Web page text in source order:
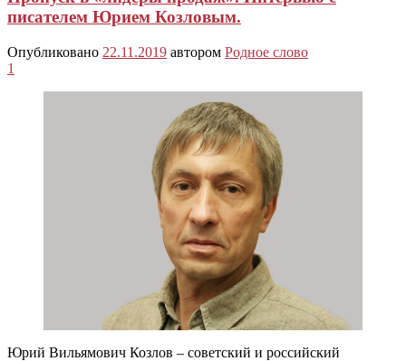
писателем Юрием Козловым.
Опубликовано 22.11.2019 автором Родное слово
1
Юрий Вильямович Козлов – советский и российский